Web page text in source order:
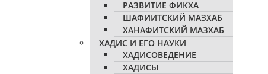
РАЗВИТИЕ ФИКХА
ШАФИИТСКИЙ МАЗХАБ
ХАНАФИТСКИЙ МАЗХАБ
ХАДИС И ЕГО НАУКИ
ХАДИСОВЕДЕНИЕ
ХАДИСЫ